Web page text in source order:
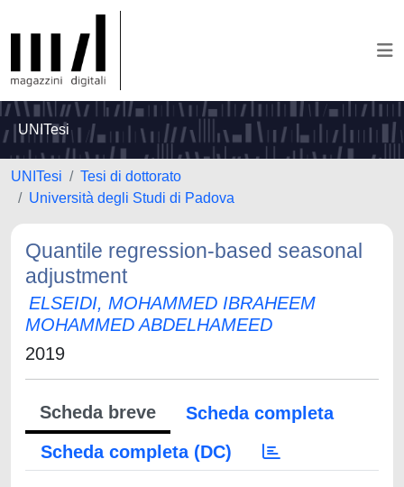
UNITesi
UNITesi
Tesi di dottorato
Università degli Studi di Padova
Quantile regression-based seasonal
adjustment
ELSEIDI, MOHAMMED IBRAHEEM
MOHAMMED ABDELHAMEED
2019
Scheda breve
Scheda completa
Scheda completa (DC)